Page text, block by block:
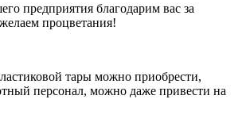
предприятия благодарим вас за
процветания!
тары можно приобрести,
персонал, можно даже привести на